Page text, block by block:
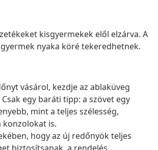
kisgyermekek elől elzárva. A
nyaka köré tekeredhetnek.
vásárol, kezdje az ablaküveg
egy baráti tipp: a szövet egy
mint a teljes szélesség,
konzolokat is.
hogy az új redőnyök teljes